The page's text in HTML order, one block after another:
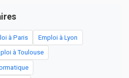
à Paris Emploi à Lyon
à Toulouse